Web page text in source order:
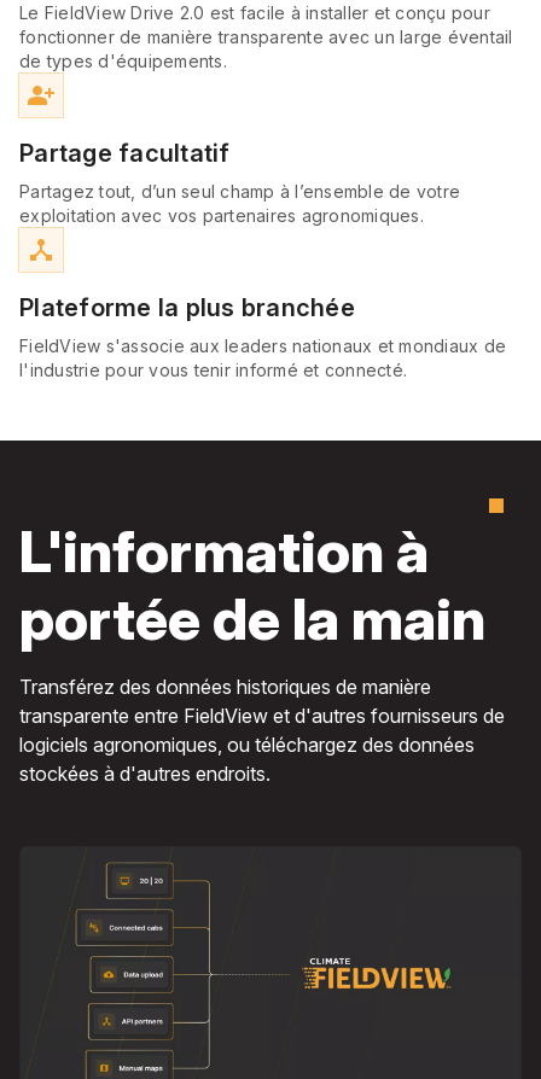
Le FieldView Drive 2.0 est facile à installer et conçu pour
fonctionner de manière transparente avec un large éventail
de types d'équipements.
person_add_alt
Partage facultatif
Partagez tout, d’un seul champ à l’ensemble de votre
exploitation avec vos partenaires agronomiques.
device_hub
Plateforme la plus branchée
FieldView s'associe aux leaders nationaux et mondiaux de
l'industrie pour vous tenir informé et connecté.
L'information à
portée de la main
Transférez des données historiques de manière
transparente entre FieldView et d'autres fournisseurs de
logiciels agronomiques, ou téléchargez des données
stockées à d'autres endroits.